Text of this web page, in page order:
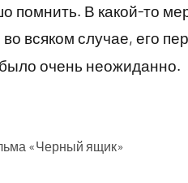
помнить. В какой-то
во всяком случае, его
очень неожиданно.
«Черный ящик»